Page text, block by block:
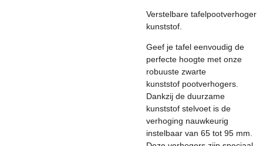
Verstelbare tafelpootverhoger
kunststof.
Geef je tafel eenvoudig de
perfecte hoogte met onze
robuuste zwarte
kunststof pootverhogers.
Dankzij de duurzame
kunststof stelvoet is de
verhoging nauwkeurig
instelbaar van 65 tot 95 mm.